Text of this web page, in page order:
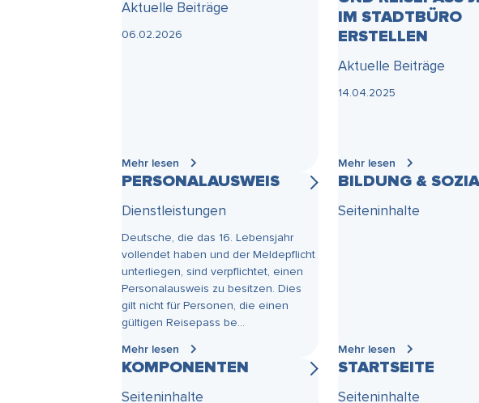
Aktuelle Beiträge
06.02.2026
Mehr lesen
IM STADTBÜRO
ERSTELLEN
Aktuelle Beiträge
14.04.2025
Mehr lesen
PERSONALAUSWEIS
Dienstleistungen
Deutsche, die das 16. Lebensjahr
vollendet haben und der Meldepflicht
unterliegen, sind verpflichtet, einen
Personalausweis zu besitzen. Dies
gilt nicht für Personen, die einen
gültigen Reisepass be...
Mehr lesen
BILDUNG &
Seiteninhalte
Mehr lesen
KOMPONENTEN
Seiteninhalte
STARTSEITE
Seiteninhalte